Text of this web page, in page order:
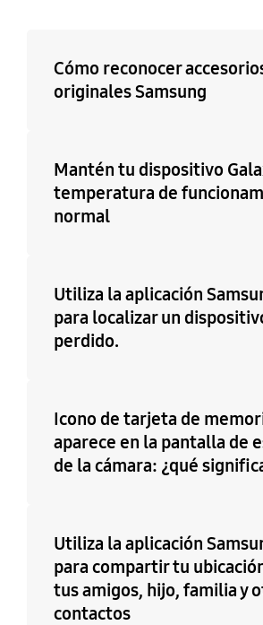
Cómo reconocer
originales Samsung
Mantén tu dispositivo
temperatura de
normal
Utiliza la aplicación
para localizar un
perdido.
Icono de tarjeta de
aparece en la pantalla de
de la cámara: ¿qué
Utiliza la aplicación
para compartir tu
tus amigos, hijo, familia y
contactos